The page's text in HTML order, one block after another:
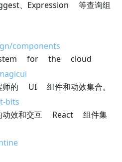
、Expression 等查询组
components
for the cloud
师的 UI 组件和动效集合。
bits
动效和交互 React 组件集